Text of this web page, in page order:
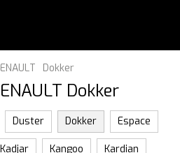
Dokker
Dokker
Duster Dokker Espace
Kadjar Kangoo Kardian